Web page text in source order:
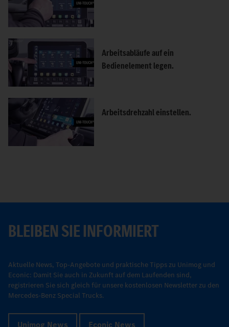
Arbeitsabläufe auf ein
Bedienelement legen.
Arbeitsdrehzahl einstellen.
BLEIBEN SIE INFORMIERT
Aktuelle News, Top-Angebote und praktische Tipps zu Unimog und
Econic: Damit Sie auch in Zukunft auf dem Laufenden sind,
registrieren Sie sich gleich für unsere kostenlosen Newsletter zu den
Mercedes-Benz Special Trucks.
Unimog News Econic News